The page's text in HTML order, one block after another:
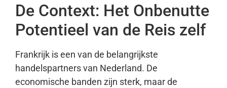
De Context: Het Onbenutte
Potentieel van de Reis zelf
Frankrijk is een van de belangrijkste
handelspartners van Nederland. De
economische banden zijn sterk, maar de